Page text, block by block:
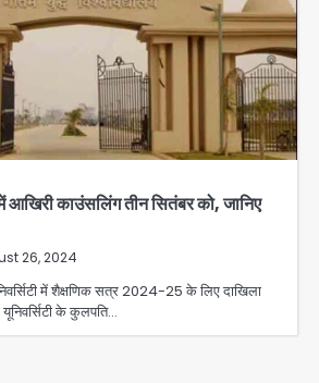
आखिरी काउंसलिंग तीन सितंबर को, जानिए
26, 2024
में शैक्षणिक सत्र 2024-25 के लिए दाखिला
के कुलपति…
जानें इसके मायने
Avinash Kumar
Greater Noida (Badalpur):
सरिया लदा कैंटर अनियंत्रित होकर घुसा
किराना दुकान में , ड्राइवर की मौत
Avinash Kumar
DC Movie Review: लोकेश कनगराज की
स्क्रीनप्ले में कमजोर, लेकिन कहानी अधूरी रह
गई, 3 स्टार रेटिंग
Avinash Kumar
Felix Hospital Noida: फेलिक्स